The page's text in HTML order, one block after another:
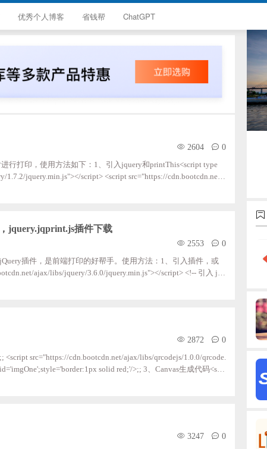
优秀个人博客 省钱帮 ChatGPT
2604 0
行打印，使用方法如下：1、引入jquery和printThis<script type
jquery.min.js"></script> <script src="https://cdn.bootcdn.net/a
jquery.jqprint.js插件下载
2553 0
插件，是前端打印的好帮手。使用方法：1、引入插件，或
2872 0
src="https://cdn.bootcdn.net/ajax/libs/qrcodejs/1.0.0/qrcode.
solid red;'/>;; 3、Canvas生成代码<scri
3247 0